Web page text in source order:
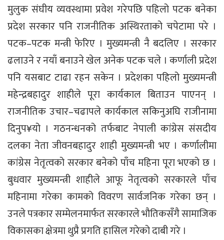
मुलुक संघीय व्यवस्थामा प्रवेश गरेपछि पहिलो पटक बनेका
प्रदेश सरकार पनि राजनीतिक अस्थिरताको चपेटामा परे ।
पटक–पटक मन्त्री फेरिए । मुख्यमन्त्री नै बदलिए । सरकार
ढलाउने र नयाँ बनाउने खेल अनेक पटक चले । कर्णाली प्रदेश
पनि यसबाट टाढा रहन सकेन । प्रदेशका पहिलो मुख्यमन्त्री
महेन्द्रबहादुर शाहीले पूरा कार्यकाल बिताउन पाएनन् ।
राजनीतिक उचार–चढापले कार्यकाल सकिनुअघि राजीनामा
दिनुप¥यो । गठनन्धनको तर्फबाट नेपाली कांग्रेस संसदीय
दलका नेता जीवनबहादुर शाही मुख्यमन्त्री भए । कर्णालीमा
कांग्रेस नेतृत्वको सरकार बनेको पाँच महिना पूरा भएको छ ।
बुधवार मुख्यमन्त्री शाहीले आफू नेतृत्वको सरकारले पाँच
महिनामा गरेका कामको विवरण सार्वजनिक गरेका छन् ।
उनले पत्रकार सम्मेलनमार्फत सरकारले भौतिकसँगै सामाजिक
विकासका क्षेत्रमा थुप्रै प्रगति हासिल गरेको दाबी गरे ।